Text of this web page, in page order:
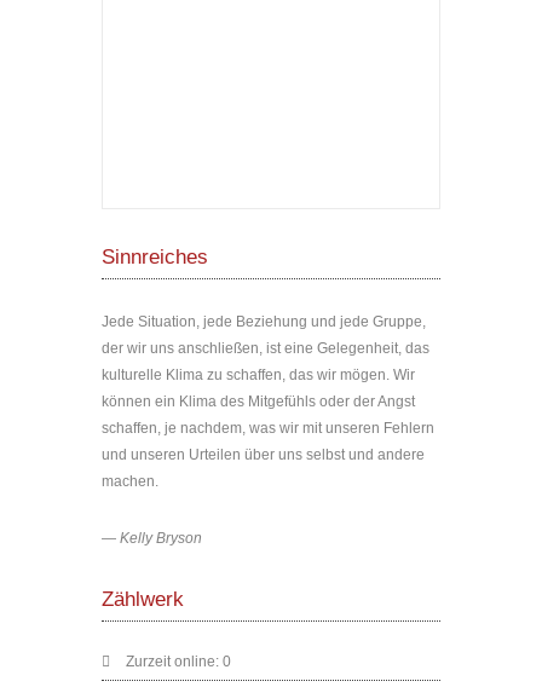
Sinnreiches
Jede Situation, jede Beziehung und jede Gruppe,
der wir uns anschließen, ist eine Gelegenheit, das
kulturelle Klima zu schaffen, das wir mögen. Wir
können ein Klima des Mitgefühls oder der Angst
schaffen, je nachdem, was wir mit unseren Fehlern
und unseren Urteilen über uns selbst und andere
machen.
— Kelly Bryson
Zählwerk
Zurzeit online: 0